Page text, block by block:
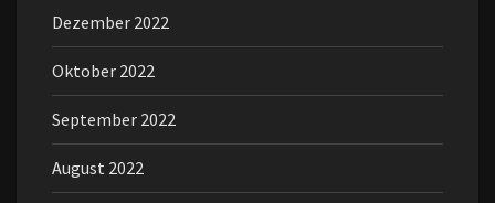
Dezember 2022
Oktober 2022
September 2022
August 2022